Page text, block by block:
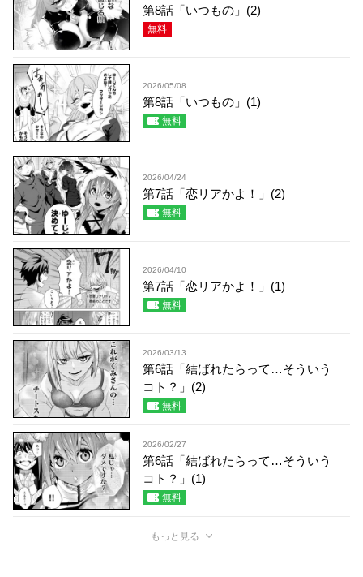
第8話「いつもの」(2)
無料
2026/05/08
第8話「いつもの」(1)
無料
2026/04/24
第7話「恋リアかよ！」(2)
無料
2026/04/10
第7話「恋リアかよ！」(1)
無料
2026/03/13
第6話「結ばれたらって…そういう
コト？」(2)
無料
2026/02/27
第6話「結ばれたらって…そういう
コト？」(1)
無料
もっと見る